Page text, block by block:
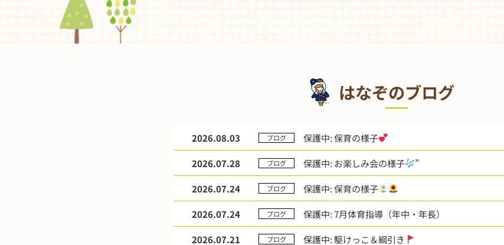
はなぞのブログ
2026.08.03 ブログ 保護中: 保育の様子
2026.07.28 ブログ 保護中: お楽しみ会の様子 ”
2026.07.24 ブログ 保護中: 保育の様子
2026.07.24 ブログ 保護中: 7月体育指導（年中・年長）
2026.07.21 ブログ 保護中: 駆けっこ＆綱引き